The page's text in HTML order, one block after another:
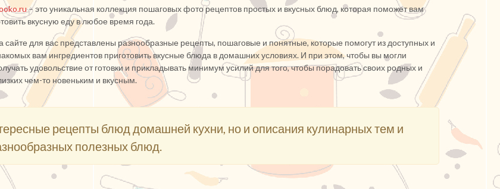
– это уникальная коллекция пошаговых фото рецептов простых и вкусных блюд, которая поможет вам
вкусную еду в любое время года.
сайте для вас представлены разнообразные рецепты, пошаговые и понятные, которые помогут из доступных и
вам ингредиентов приготовить вкусные блюда в домашних условиях. И при этом, чтобы вы могли
удовольствие от готовки и прикладывать минимум усилий для того, чтобы порадовать своих родных и
чем-то новеньким и вкусным.
рецепты блюд домашней кухни, но и описания кулинарных тем и
полезных блюд.